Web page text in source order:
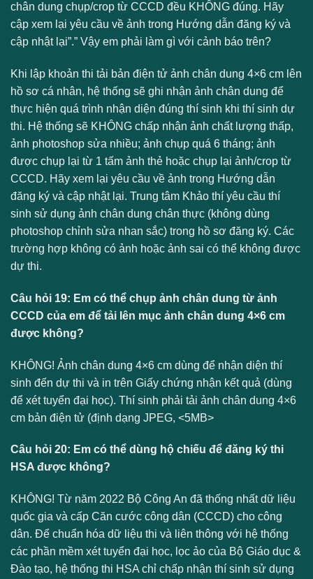
chân dung chụp/crop từ CCCD đều KHÔNG đúng. Hãy
cập xem lại yêu cầu về ảnh trong Hướng dẫn đăng ký và
cập nhật lại”.” Vậy em phải làm gì với cảnh báo trên?
Khi lập khoản thi tải bản điện tử ảnh chân dung 4×6 cm lên
hồ sơ cá nhân, hệ thống sẽ ghi nhận ảnh chân dung để
thực hiện quá trình nhận diện đúng thí sinh khi thí sinh dự
thi. Hệ thống sẽ KHÔNG chấp nhận ảnh chất lượng thấp,
ảnh photoshop sửa nhiều; ảnh chụp quá 6 tháng; ảnh
được chụp lại từ 1 tấm ảnh thẻ hoặc chụp lại ảnh/crop từ
CCCD. Hãy xem lại yêu cầu về ảnh trong Hướng dẫn
đăng ký và cập nhật lại. Trung tâm Khảo thí yêu cầu thí
sinh sử dụng ảnh chân dung chân thực (không dùng
photoshop chỉnh sửa nhan sắc) trong hồ sơ đăng ký. Các
trường hợp không có ảnh hoặc ảnh sai có thể không được
dự thi.
Câu hỏi 19: Em có thể chụp ảnh chân dung từ ảnh
CCCD của em để tải lên mục ảnh chân dung 4×6 cm
được không?
KHÔNG! Ảnh chân dung 4×6 cm dùng để nhận diện thí
sinh đến dự thi và in trên Giấy chứng nhận kết quả (dùng
để xét tuyển đại học). Thí sinh phải tải ảnh chân dung 4×6
cm bản điện tử (định dạng JPEG, <5MB>
Câu hỏi 20: Em có thể dùng hộ chiếu để đăng ký thi
HSA được không?
KHÔNG! Từ năm 2022 Bộ Công An đã thống nhất dữ liệu
quốc gia và cấp Căn cước công dân (CCCD) cho công
dân. Để chuẩn hóa dữ liệu thi và liên thông với hệ thống
các phần mềm xét tuyển đại học, lọc ảo của Bộ Giáo dục &
Đào tạo, hệ thống thi HSA chỉ chấp nhận thí sinh sử dụng